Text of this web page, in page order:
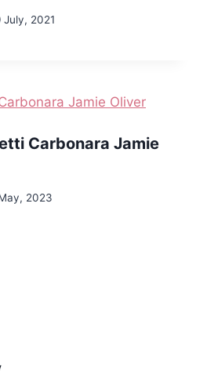
July, 2021
Carbonara Jamie
2023